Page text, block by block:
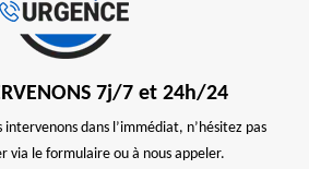
7j/7 et 24h/24
intervenons dans l’immédiat, n’hésitez pas
via le formulaire ou à nous appeler.